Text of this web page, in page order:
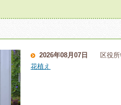
2026年08月07日
区役
花植え